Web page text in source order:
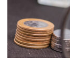
mudar;
confira
as
alterações